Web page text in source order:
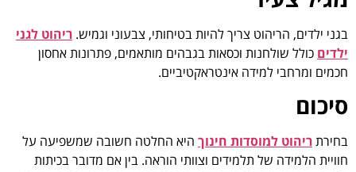
בגני ילדים, הריהוט צריך להיות בטיחותי, צבעוני וגמיש. ריהוט לגני
ילדים כולל שולחנות וכסאות בגבהים מותאמים, פתרונות אחסון
חכמים ומרחבי למידה אינטראקטיביים.
סיכום
בחירתריהוט למוסדות חינוך היא החלטה חשובה שמשפיעה על
חוויית הלמידה של תלמידים וצוותי הוראה. בין אם מדובר בכיתות